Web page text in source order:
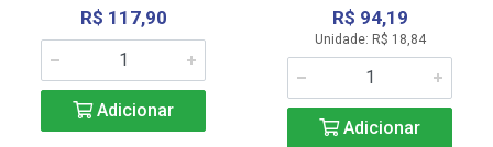
R$ 117,90
Adicionar
R$ 94,19
Unidade: R$ 18,84
Adicionar